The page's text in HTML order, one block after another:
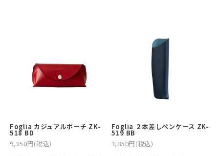
Foglia カジュアルポーチ ZK-
518 BD
9,350円(税込)
Foglia ２本差しペンケース ZK-
519 BB
3,850円(税込)